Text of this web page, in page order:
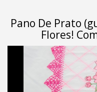
Pano De Prato
Flores!